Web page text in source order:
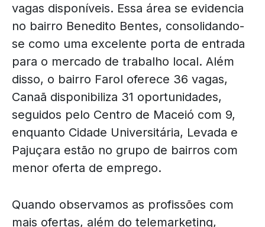
vagas disponíveis. Essa área se evidencia
no bairro Benedito Bentes, consolidando-
se como uma excelente porta de entrada
para o mercado de trabalho local. Além
disso, o bairro Farol oferece 36 vagas,
Canaã disponibiliza 31 oportunidades,
seguidos pelo Centro de Maceió com 9,
enquanto Cidade Universitária, Levada e
Pajuçara estão no grupo de bairros com
menor oferta de emprego.
Quando observamos as profissões com
mais ofertas, além do telemarketing,